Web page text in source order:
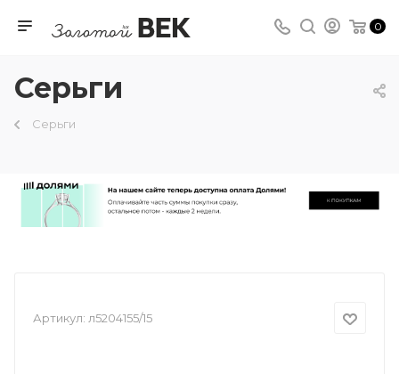
0
Серьги
Серьги
Артикул: л5204155/15